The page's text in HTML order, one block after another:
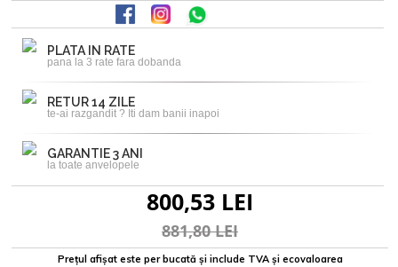
PLATA IN RATE
pana la 3 rate fara dobanda
RETUR 14 ZILE
te-ai razgandit ? Iti dam banii inapoi
GARANTIE 3 ANI
la toate anvelopele
800,53 LEI
881,80 LEI
Prețul afișat este per bucată și include TVA și ecovaloarea